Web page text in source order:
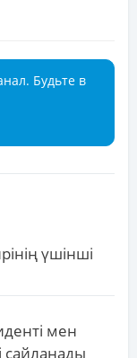
Будьте в
үшінші
мен
сайланады